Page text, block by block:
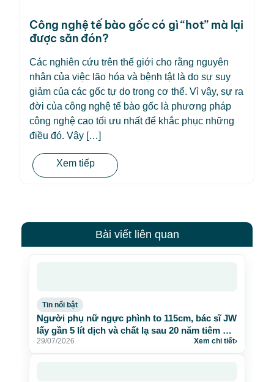
Công nghệ tế bào gốc có gì “hot” mà lại
được săn đón?
Các nghiên cứu trên thế giới cho rằng nguyên
nhân của việc lão hóa và bệnh tật là do sự suy
giảm của các gốc tự do trong cơ thể. Vì vậy, sự ra
đời của công nghệ tế bào gốc là phương pháp
công nghệ cao tối ưu nhất để khắc phục những
điều đó. Vậy […]
Xem tiếp
Bài viết liên quan
Tin nổi bật
Người phụ nữ ngực phình to 115cm, bác sĩ JW
lấy gần 5 lít dịch và chất lạ sau 20 năm tiêm mỡ
nhân tạo
29/07/2026 Xem chi tiết›